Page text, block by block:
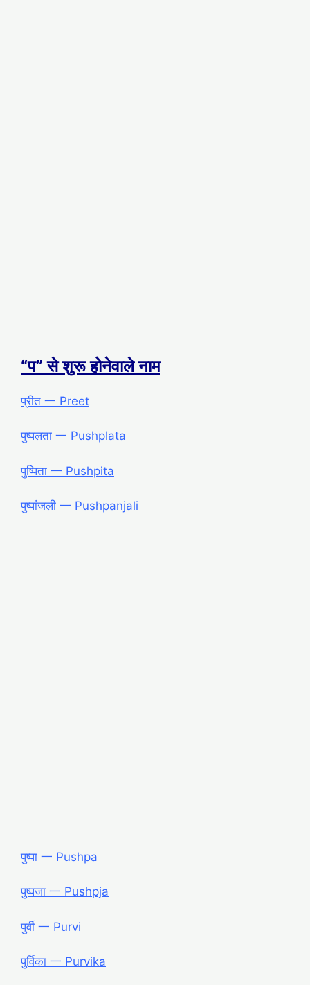
“प” से शुरू होनेवाले नाम
प्रीत 一 Preet
पुष्पलता 一 Pushplata
पुष्पिता 一 Pushpita
पुष्पांजली 一 Pushpanjali
पुष्पा 一 Pushpa
पुष्पजा 一 Pushpja
पुर्वी 一 Purvi
पुर्विका 一 Purvika